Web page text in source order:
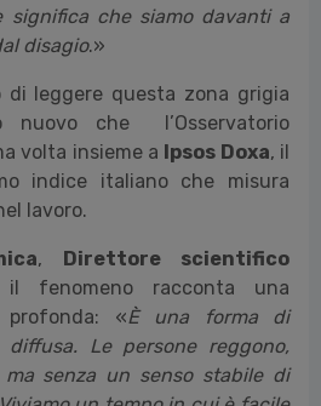
significa che siamo davanti a
disagio.»
di leggere questa zona grigia
nuovo che l’Osservatorio
volta insieme a Ipsos Doxa, il
indice italiano che misura
lavoro.
, Direttore scientifico
fenomeno racconta una
profonda: «È una forma di
diffusa. Le persone reggono,
senza un senso stabile di